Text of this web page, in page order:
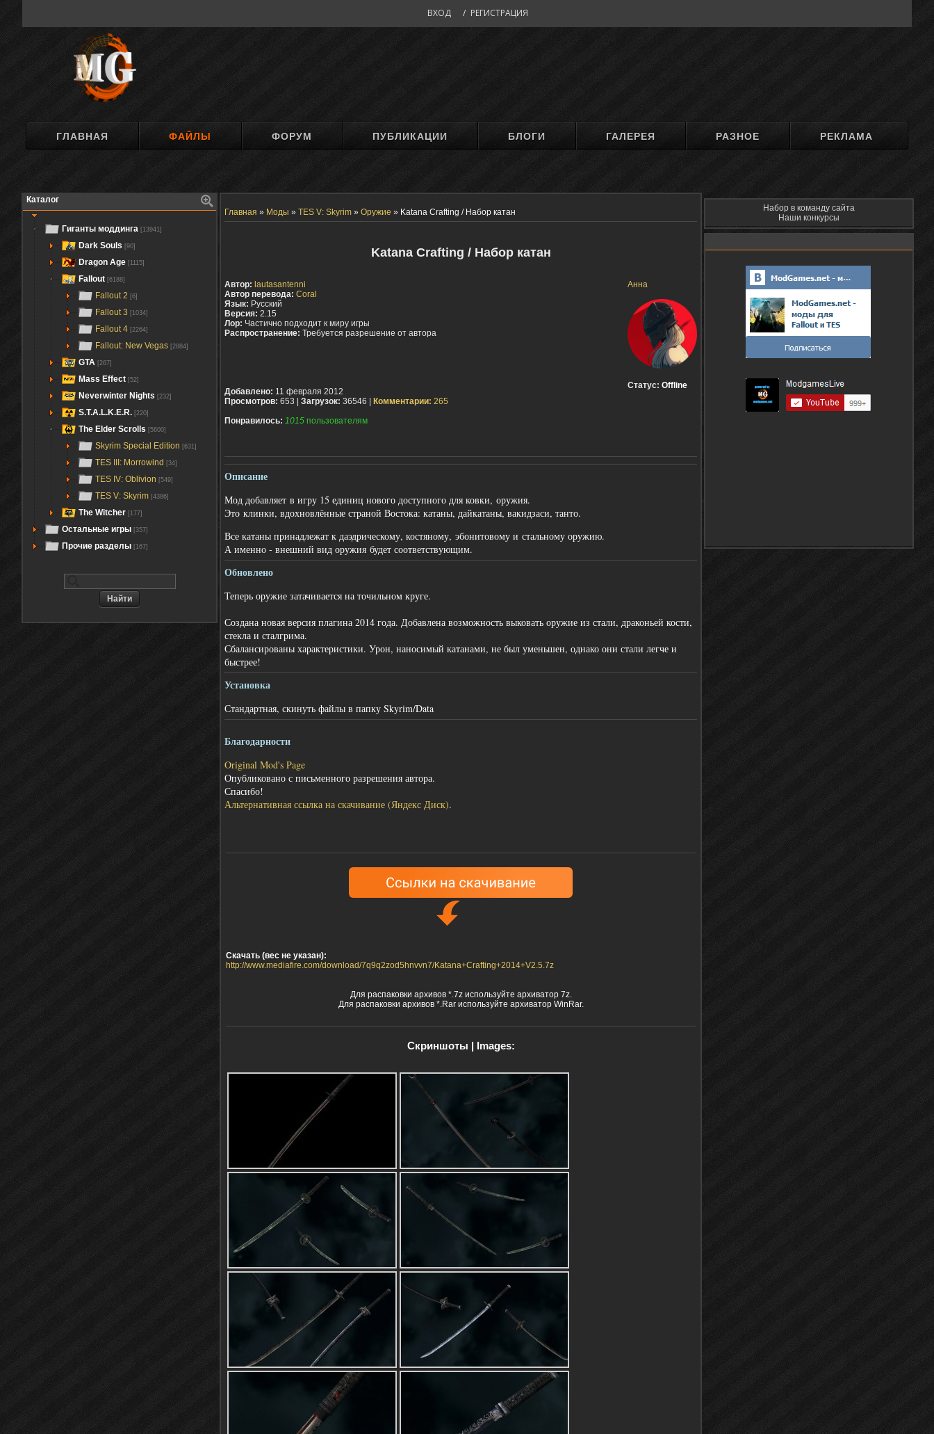
ВХОД / РЕГИСТРАЦИЯ
ГЛАВНАЯ ФАЙЛЫ ФОРУМ ПУБЛИКАЦИИ БЛОГИ ГАЛЕРЕЯ РАЗНОЕ РЕКЛАМА
Каталог
Гиганты моддинга [13941]
Dark Souls [90]
Dragon Age [1115]
Fallout [6188]
Fallout 2 [6]
Fallout 3 [1034]
Fallout 4 [2264]
Fallout: New Vegas [2884]
GTA [267]
Mass Effect [52]
Neverwinter Nights [232]
S.T.A.L.K.E.R. [220]
The Elder Scrolls [5600]
Skyrim Special Edition [631]
TES III: Morrowind [34]
TES IV: Oblivion [549]
TES V: Skyrim [4386]
The Witcher [177]
Остальные игры [357]
Прочие разделы [167]
Главная » Моды » TES V: Skyrim » Оружие » Katana Crafting / Набор катан
Katana Crafting / Набор катан
Анна
Статус: Offline
Автор: lautasantenni
Автор перевода: Coral
Язык: Русский
Версия: 2.15
Лор: Частично подходит к миру игры
Распространение: Требуется разрешение от автора
Добавлено: 11 февраля 2012
Просмотров: 653 | Загрузок: 36546 | Комментарии: 265
Понравилось: 1015 пользователям
Описание
Мод добавляет в игру 15 единиц нового доступного для ковки, оружия.
Это клинки, вдохновлённые страной Востока: катаны, дайкатаны, вакидзаси, танто.
Все катаны принадлежат к даэдрическому, костяному, эбонитовому и стальному оружию.
А именно - внешний вид оружия будет соответствующим.
Обновлено
Теперь оружие затачивается на точильном круге.
Создана новая версия плагина 2014 года. Добавлена возможность выковать оружие из стали, драконьей кости,
стекла и сталгрима.
Сбалансированы характеристики. Урон, наносимый катанами, не был уменьшен, однако они стали легче и
быстрее!
Установка
Стандартная, скинуть файлы в папку Skyrim/Data
Благодарности
Original Mod's Page
Опубликовано с письменного разрешения автора.
Спасибо!
Альтернативная ссылка на скачивание (Яндекс Диск).
Скачать (вес не указан):
http://www.mediafire.com/download/7q9q2zod5hnvvn7/Katana+Crafting+2014+V2.5.7z
Для распаковки архивов *.7z используйте архиватор 7z.
Для распаковки архивов *.Rar используйте архиватор WinRar.
Скриншоты | Images:
Набор в команду сайта
Наши конкурсы